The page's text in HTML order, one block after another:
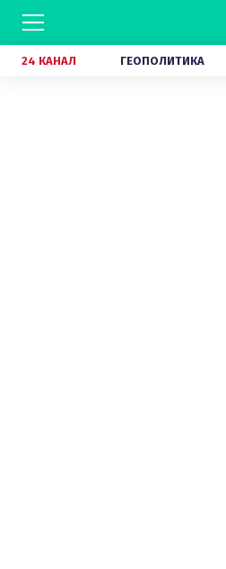
24 КАНАЛ ГЕОПОЛИТИКА